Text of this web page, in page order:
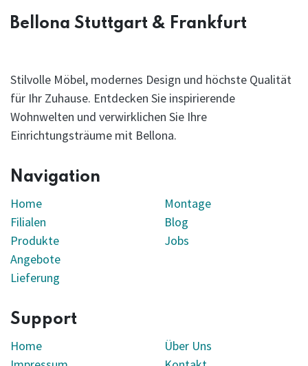
Bellona Stuttgart & Frankfurt
Stilvolle Möbel, modernes Design und höchste Qualität
für Ihr Zuhause. Entdecken Sie inspirierende
Wohnwelten und verwirklichen Sie Ihre
Einrichtungsträume mit Bellona.
Navigation
Home
Filialen
Produkte
Angebote
Lieferung
Montage
Blog
Jobs
Support
Home
Über Uns